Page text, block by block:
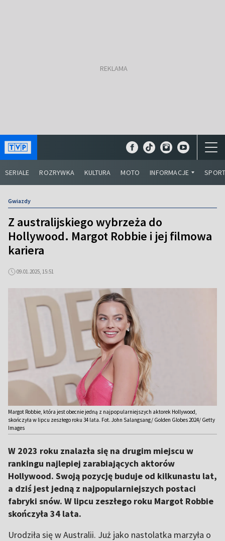
SERIALE ROZRYWKA KULTURA MOTO INFORMACJE
Gwiazdy
Z australijskiego wybrzeża do
Hollywood. Margot Robbie i jej filmowa
kariera
09.01.2025, 15:51
Margot Robbie, która jest obecnie jedną z najpopularniejszych aktorek Hollywood,
skończyła w lipcu zeszłego roku 34 lata. Fot. John Salangsang/ Golden Globes 2024/ Getty
Images
W 2023 roku znalazła się na drugim miejscu w
rankingu najlepiej zarabiających aktorów
Hollywood. Swoją pozycję buduje od kilkunastu lat,
a dziś jest jedną z najpopularniejszych postaci
fabryki snów. W lipcu zeszłego roku Margot Robbie
skończyła 34 lata.
Urodziła się w Australii. Już jako nastolatka marzyła o